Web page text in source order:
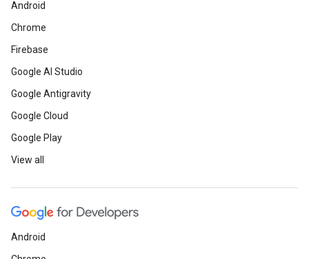
Android
Chrome
Firebase
Google AI Studio
Google Antigravity
Google Cloud
Google Play
View all
Android